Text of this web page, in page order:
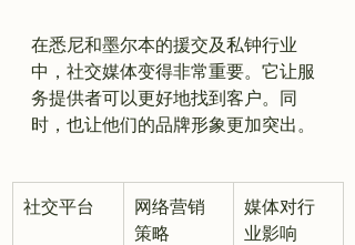
在悉尼和墨尔本的援交及私钟行业
中，社交媒体变得非常重要。它让服
务提供者可以更好地找到客户。同
社交平台
网络营销
策略
媒体对行
业影响